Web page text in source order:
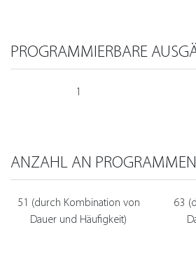
PROGRAMMIERBARE
1
ANZAHL AN PROGRAMMEN
51 (durch Kombination von
Dauer und Häufigkeit)
63